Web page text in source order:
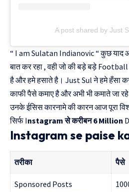
A post shared by Just
“ I am Sulatan Indianovic “ कुछ याद
बात कर रहा , वही जो की बड़े बड़े
है और हमे हसाते है। Just Sul ने हमे
काफी पैसे कमाए है और अभी भी कमाते जा
उनके ईसिस कारनामे की कारन आज पूरा
सिर्फ Instagram से करीबन 6 Million
Instagram se paise
तरीका पैसे
Sponsored Posts